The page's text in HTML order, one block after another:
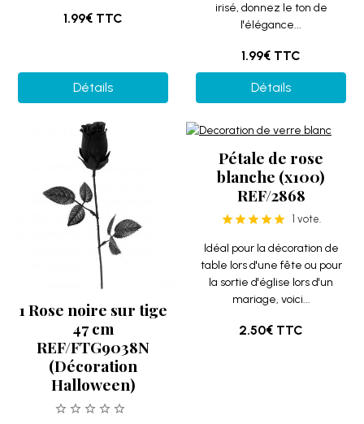
1.99€ TTC
Détails
irisé, donnez le ton de
l'élégance...
1.99€ TTC
Détails
1 Rose noire sur tige
47 cm
REF/FTG9038N
(Décoration
Halloween)
Pétale de rose
blanche (x100)
REF/2868
1 vote.
Idéal pour la décoration de
table lors d'une fête ou pour
la sortie d'église lors d'un
mariage, voici...
2.50€ TTC